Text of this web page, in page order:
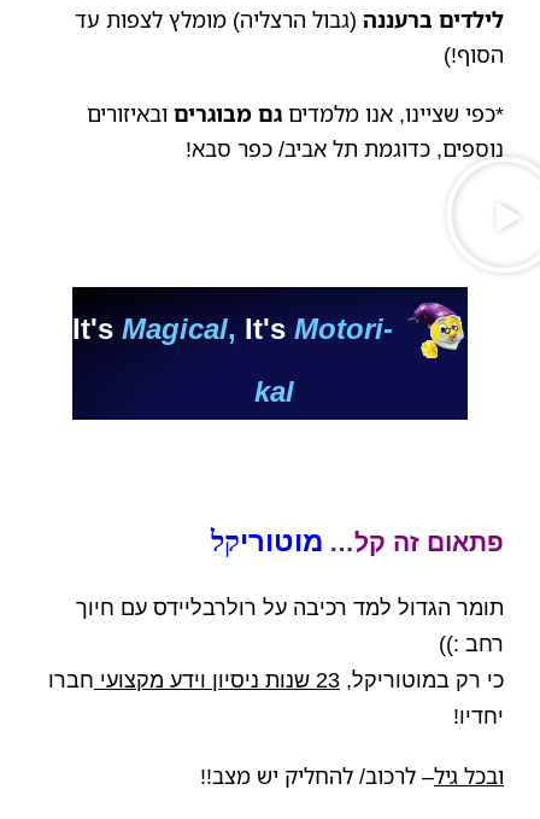
לילדים ברעננה (גבול הרצליה) מומלץ לצפות עד
הסוף!)
*כפי שציינו, אנו מלמדים גם מבוגרים ובאיזורים
נוספים, כדוגמת תל אביב/ כפר סבא!
It's Magical, It's Motori-
kal
פתאום זה קל… מוטוריקל
תומר הגדול למד רכיבה על רולרבליידס עם חיוך
רחב :))
כי רק במוטוריקל,
23 שנות ניסיון וידע מקצועי חברו
יחדיו!
ובכל גיל– לרכוב/ להחליק יש מצב!!